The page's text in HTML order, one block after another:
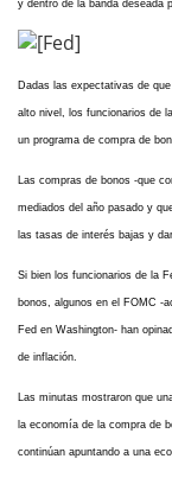
y dentro de la banda deseada
Dadas las expectativas de
alto nivel, los funcionarios de
un programa de compra de
Las compras de bonos -que
mediados del año pasado y
las tasas de interés bajas y
Si bien los funcionarios de la
bonos, algunos en el FOMC -
Fed en Washington- han
de inflación.
Las minutas mostraron que
la economía de la compra de
continúan apuntando a una